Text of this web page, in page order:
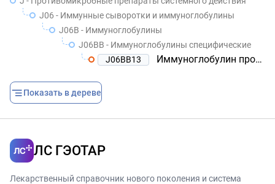
J06 - Иммунные сыворотки и иммуноглобулины
J06B - Иммуноглобулины
J06BB - Иммуноглобулины специфические
J06BB13
Иммуноглобулин противококлюшный
Показать в дереве
ЛС ГЭОТАР
Лекарственный справочник нового поколения и система